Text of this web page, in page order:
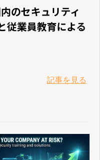
のセキュリティ
従業員教育による
記事を見る